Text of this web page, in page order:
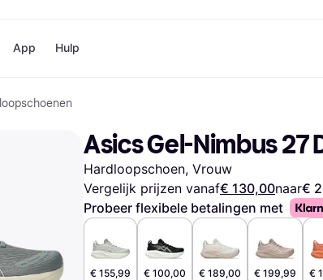
Betaal nu
Betaal in 3 delen
Betaal in 30 dagen
Winkeloverzicht
Lidmaatschappen
Vrienden uitnodigen
Winkels
Bol
Booking.com
H&M
Kruidvat
Winkeloverzicht
Gezondheid &
Schoonheid
Kleding
Speelgoed
Huizen en Interieurs
Geluid & Beeld
Computers
Klussen
Tuin
App Hulp
Asics Gel-Nimbus 27
Hardloopschoen, Vrouw
Vergelijk prijzen vanaf€ 130,00naar€
Probeer flexibele betalingen met
€ 155,99 € 100,00 € 189,00 € 199,99 €